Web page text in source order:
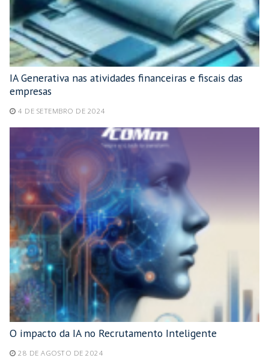
IA Generativa nas atividades financeiras e fiscais das
empresas
4 DE SETEMBRO DE 2024
O impacto da IA no Recrutamento Inteligente
28 DE AGOSTO DE 2024